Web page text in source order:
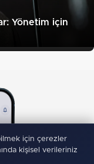
Yönetim için
için çerezler
kişisel verileriniz